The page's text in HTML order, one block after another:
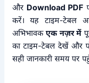
और Download PDF
करें। यह टाइम-टेबल
अभिभावकएक नज़र में
का टाइम-टेबल देखें और
सही जानकारी समय पर